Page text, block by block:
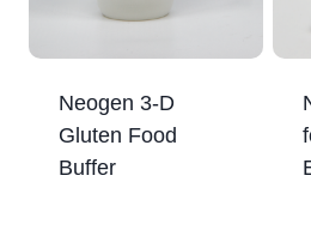
Neogen 3-D
Gluten Food
Buffer